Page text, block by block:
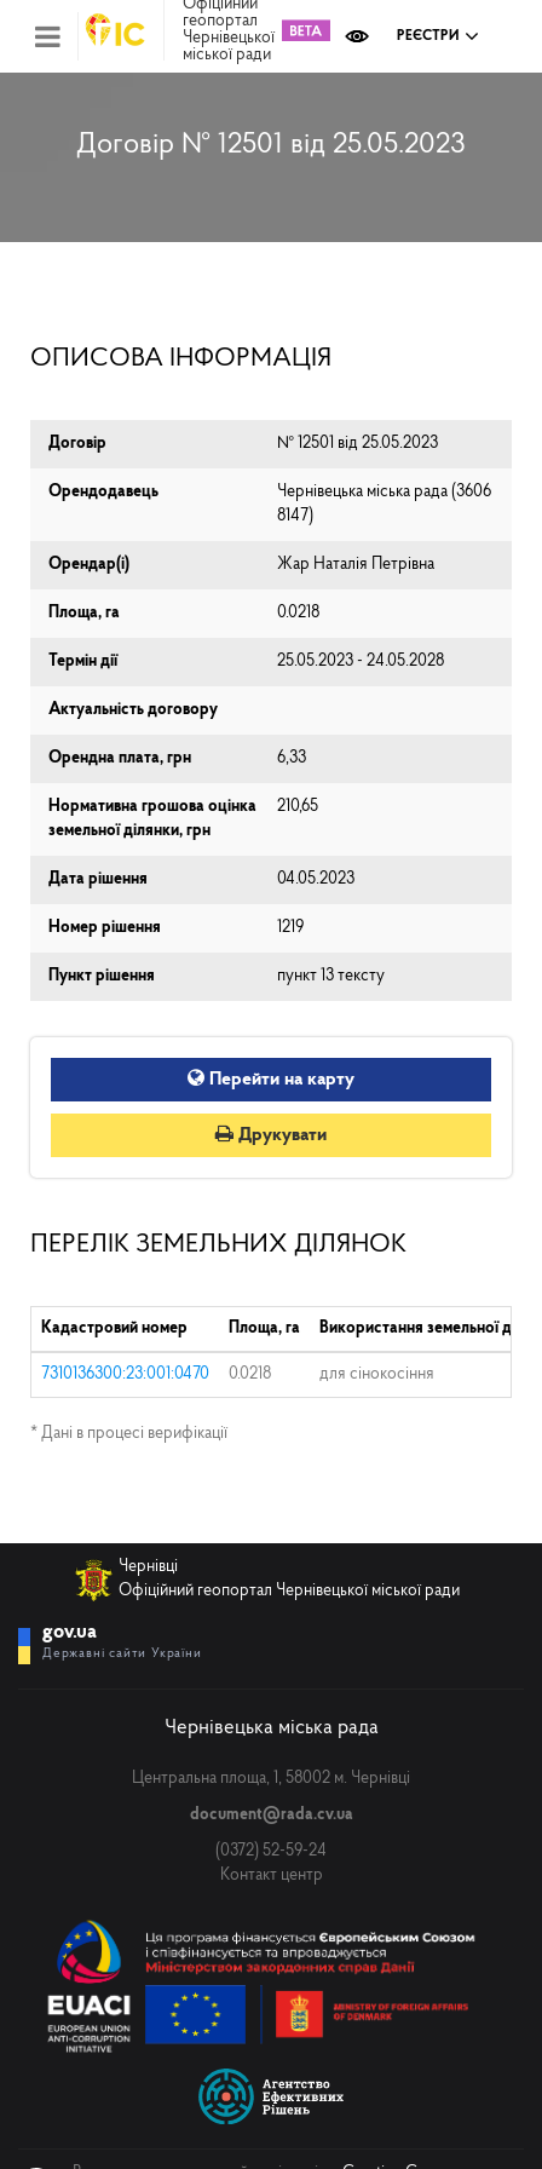
Офіційний
геопортал
Чернівецької
міської ради
РЕЄСТРИ
Договір № 12501 від 25.05.2023
ОПИСОВА ІНФОРМАЦІЯ
Договір № 12501 від 25.05.2023
Орендодавець
Чернівецька міська рада (⁨3606
8147⁩)
Орендар(і) Жар Наталія Петрівна
Площа, га 0.0218
Термін дії 25.05.2023 - 24.05.2028
Актуальність договору
Орендна плата, грн 6,33
Нормативна грошова оцінка
земельної ділянки, грн
210,65
Дата рішення 04.05.2023
Номер рішення 1219
Пункт рішення пункт 13 тексту
Перейти на карту
Друкувати
ПЕРЕЛІК ЗЕМЕЛЬНИХ ДІЛЯНОК
Кадастровий номер Площа, га Використання земельної
7310136300:23:001:0470 0.0218 для сінокосіння
* Дані в процесі верифікації
Чернівці
Офіційний геопортал Чернівецької міської ради
gov.ua
Державні сайти України
Чернівецька міська рада
Центральна площа, 1, 58002 м. Чернівці
document@rada.cv.ua
(0372) 52-59-24
Контакт центр